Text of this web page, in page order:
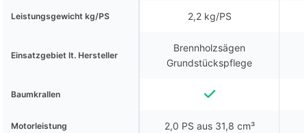
Leistungsgewicht kg/PS 2,2 kg/PS
Einsatzgebiet lt. Hersteller
Brennholzsägen
Grundstückspflege
Baumkrallen
Motorleistung 2,0 PS aus 31,8 cm³